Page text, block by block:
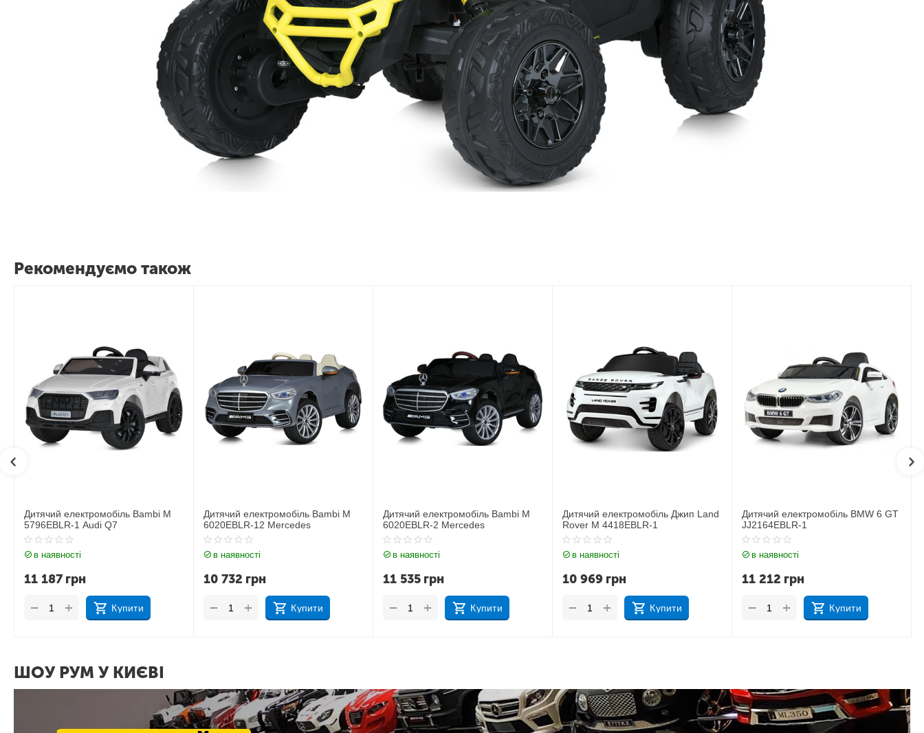
Рекомендуємо також
Дитячий електромобіль Bambi M
6020EBLR-12 Mercedes
в наявності
10 732 грн
Купити
+
−
Дитячий електромобіль Bambi M
6020EBLR-2 Mercedes
в наявності
11 535 грн
Купити
+
−
Дитячий електромобіль Джип Land
Rover M 4418EBLR-1
в наявності
10 969 грн
Купити
+
−
Дитячий електромобіль BMW 6 GT
JJ2164EBLR-1
в наявності
11 212 грн
Купити
+
−
Дитячий електромобіль Джип BMW
X6M JJ2199EBLR-1
в наявності
17 183 грн
Купити
+
−
ШОУ РУМ У КИЄВІ